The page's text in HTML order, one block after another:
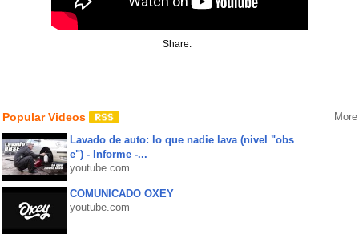
Share:
Popular Videos More
Lavado de auto: lo que nadie lava (nivel "obs
e") - Informe -...
youtube.com
COMUNICADO OXEY
youtube.com